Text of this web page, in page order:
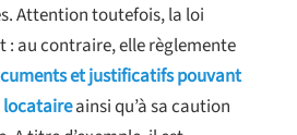
Attention toutefois, la loi
: au contraire, elle règlemente
et justificatifs pouvant
locataireainsi qu’à sa caution